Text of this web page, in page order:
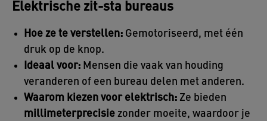
Elektrische zit-sta bureaus
Hoe ze te verstellen: Gemotoriseerd, met één
druk op de knop.
Ideaal voor: Mensen die vaak van houding
veranderen of een bureau delen met anderen.
Waarom kiezen voor elektrisch: Ze bieden
millimeterprecisie zonder moeite, waardoor je